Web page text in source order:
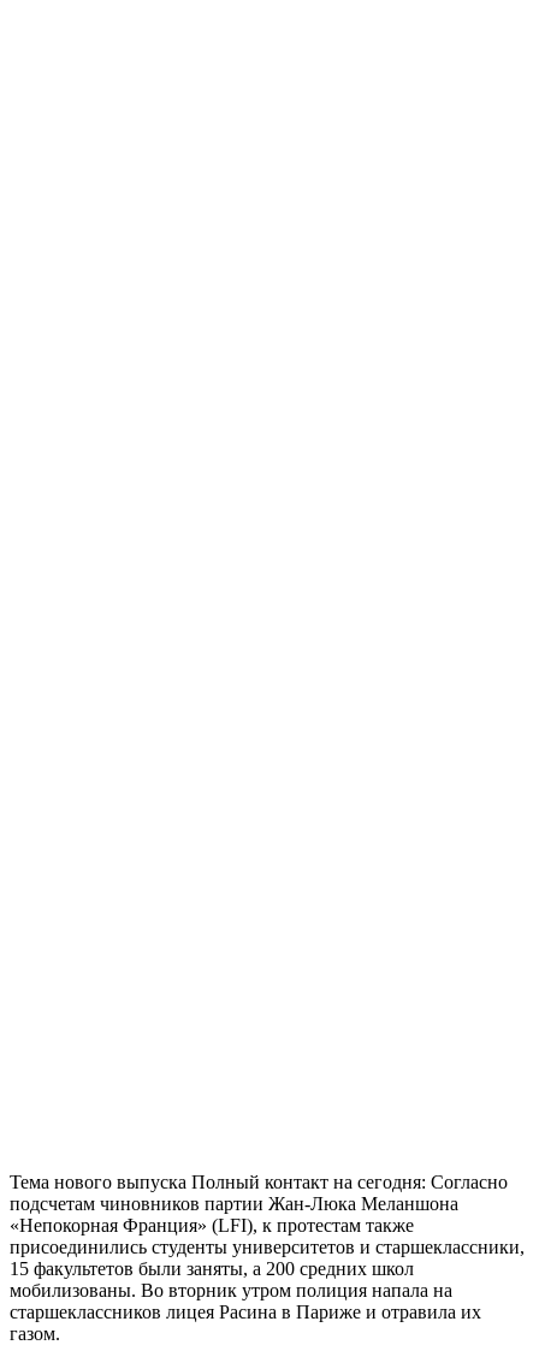
Тема нового выпуска Полный контакт на сегодня: Согласно
подсчетам чиновников партии Жан-Люка Меланшона
«Непокорная Франция» (LFI), к протестам также
присоединились студенты университетов и старшеклассники,
15 факультетов были заняты, а 200 средних школ
мобилизованы. Во вторник утром полиция напала на
старшеклассников лицея Расина в Париже и отравила их
газом.